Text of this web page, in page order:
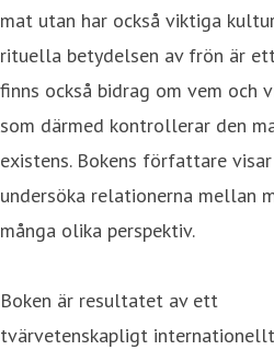
mat utan har också viktiga
rituella betydelsen av frön är
finns också bidrag om vem och
som därmed kontrollerar den
existens. Bokens författare
undersöka relationerna mellan
många olika perspektiv.
Boken är resultatet av ett
tvärvetenskapligt internationellt